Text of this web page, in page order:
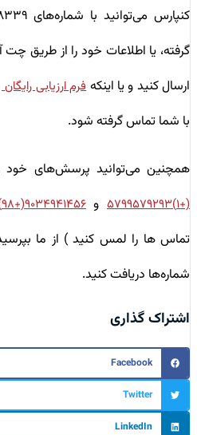
گرفته، یا اطلاعات خود را از طریق چت
ارسال کنید و یا اینکهفرم ارزیابی رایگان
با شما تماس گرفته شود.
همچنین می‌توانید پرسش‌های خود
(+۱)۵۷۹۹۵۷۹۲۹۳ و ۹۰۳۴۹۴۱۴۵۶(+۹۸)
تماس ها را لمس کنید ) از ما
شماره‌ها دریافت کنید.
اشتراک گذاری
Facebook
Twitter
LinkedIn